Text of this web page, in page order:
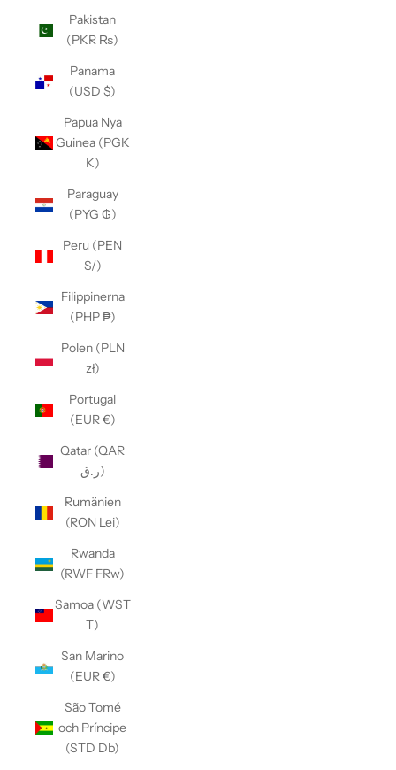
Pakistan
(PKR ₨)
Panama
(USD $)
Papua Nya
Guinea (PGK
K)
Paraguay
(PYG ₲)
Peru (PEN
S/)
Filippinerna
(PHP ₱)
Polen (PLN
zł)
Portugal
(EUR €)
Qatar (QAR
ر.ق)
Rumänien
(RON Lei)
Rwanda
(RWF FRw)
Samoa (WST
T)
San Marino
(EUR €)
São Tomé
och Príncipe
(STD Db)